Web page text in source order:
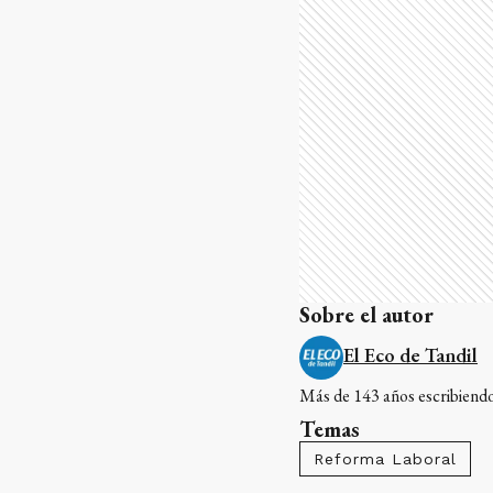
Sobre el autor
El Eco de Tandil
Más de 143 años
Temas
Reforma Laboral